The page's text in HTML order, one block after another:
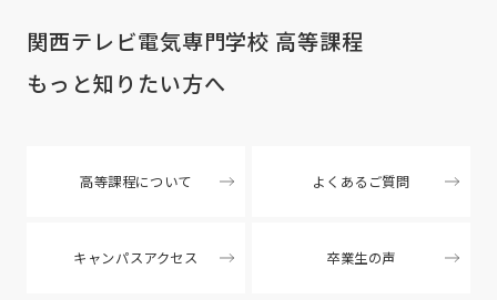
関西テレビ電気専門学校 高等課程
もっと知りたい方へ
高等課程について よくあるご質問
キャンパスアクセス 卒業生の声